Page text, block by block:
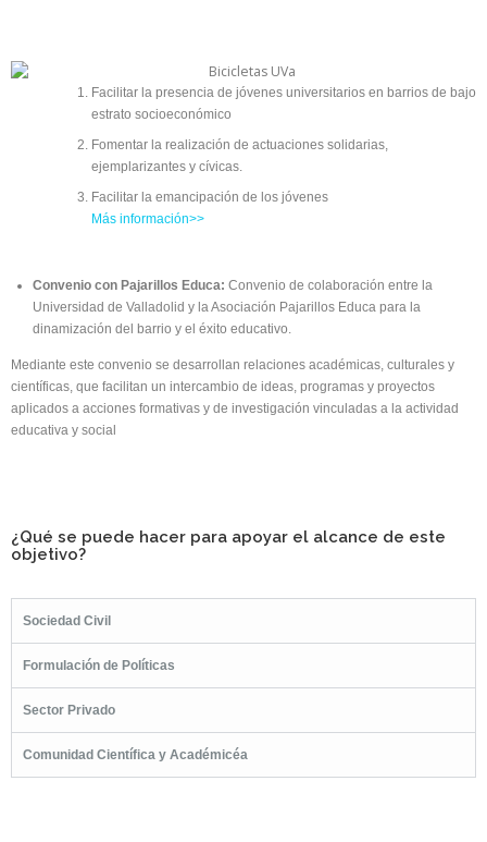
Facilitar la presencia de jóvenes universitarios en barrios de bajo
estrato socioeconómico
Fomentar la realización de actuaciones solidarias,
ejemplarizantes y cívicas.
Facilitar la emancipación de los jóvenes
Más información>>
Convenio con Pajarillos Educa: Convenio de colaboración entre la
Universidad de Valladolid y la Asociación Pajarillos Educa para la
dinamización del barrio y el éxito educativo.
Mediante este convenio se desarrollan relaciones académicas, culturales y
científicas, que facilitan un intercambio de ideas, programas y proyectos
aplicados a acciones formativas y de investigación vinculadas a la actividad
educativa y social
¿Qué se puede hacer para apoyar el alcance de este
objetivo?
Sociedad Civil
Formulación de Políticas
Sector Privado
Comunidad Científica y Académicéa